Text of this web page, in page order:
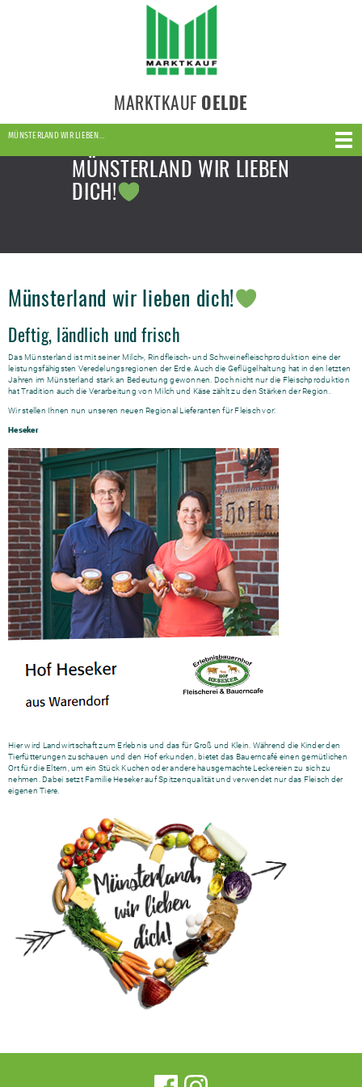
MARKTKAUF OELDE
MÜNSTERLAND WIR LIEBEN…
MÜNSTERLAND WIR LIEBEN
DICH!
Münsterland wir lieben dich!
Deftig, ländlich und frisch
Das Münsterland ist mit seiner Milch-, Rindfleisch- und Schweinefleischproduktion eine der
leistungsfähigsten Veredelungsregionen der Erde. Auch die Geflügelhaltung hat in den letzten
Jahren im Münsterland stark an Bedeutung gewonnen. Doch nicht nur die Fleischproduktion
hat Tradition auch die Verarbeitung von Milch und Käse zählt zu den Stärken der Region.
Wir stellen Ihnen nun unseren neuen Regional Lieferanten für Fleisch vor:
Heseker
Hier wird Landwirtschaft zum Erlebnis und das für Groß und Klein. Während die Kinder den
Tierfütterungen zuschauen und den Hof erkunden, bietet das Bauerncafé einen gemütlichen
Ort für die Eltern, um ein Stück Kuchen oder andere hausgemachte Leckereien zu sich zu
nehmen. Dabei setzt Familie Heseker auf Spitzenqualität und verwendet nur das Fleisch der
eigenen Tiere.